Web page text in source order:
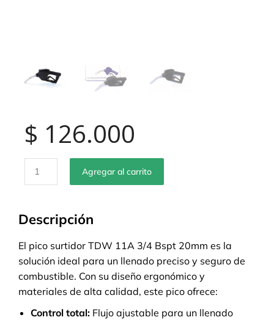
$ 126.000
Agregar al carrito
Descripción
El pico surtidor TDW 11A 3/4 Bspt 20mm es la
solución ideal para un llenado preciso y seguro de
combustible. Con su diseño ergonómico y
materiales de alta calidad, este pico ofrece:
Control total: Flujo ajustable para un llenado